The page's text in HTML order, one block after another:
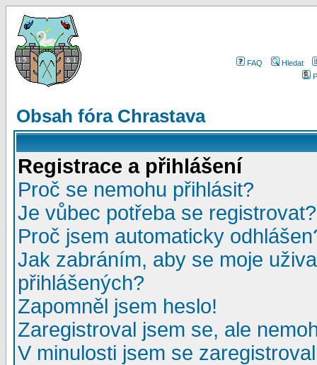
FAQ
Hledat
Obsah fóra Chrastava
Registrace a přihlášení
Proč se nemohu přihlásit?
Je vůbec potřeba se registrovat?
Proč jsem automaticky
Jak zabráním, aby se moje
přihlášených?
Zapomněl jsem heslo!
Zaregistroval jsem se, ale
V minulosti jsem se